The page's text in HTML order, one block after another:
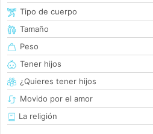
Tipo de cuerpo
Tamaño
Peso
Tener hijos
¿Quieres tener hijos
Movido por el amor
La religión